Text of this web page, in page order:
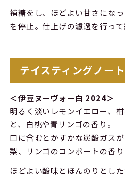
補糖をし、ほどよい甘さにな
を停止。仕上げの濾過を行って
テイスティングノート
＜伊豆ヌーヴォー白 2024＞
明るく淡いレモンイエロー、
と、白桃や青リンゴの香り。
口に含むとかすかな炭酸ガス
梨、リンゴのコンポートの香り
ほどよい酸味とほんのりとし